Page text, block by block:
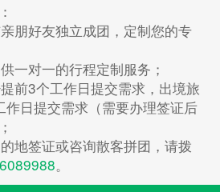
朋好友独立成团，定制您的专
一对一的行程定制服务；
前3个工作日提交需求，出境旅
日提交需求（需要办理签证后
地签证或咨询散客拼团，请拨
。